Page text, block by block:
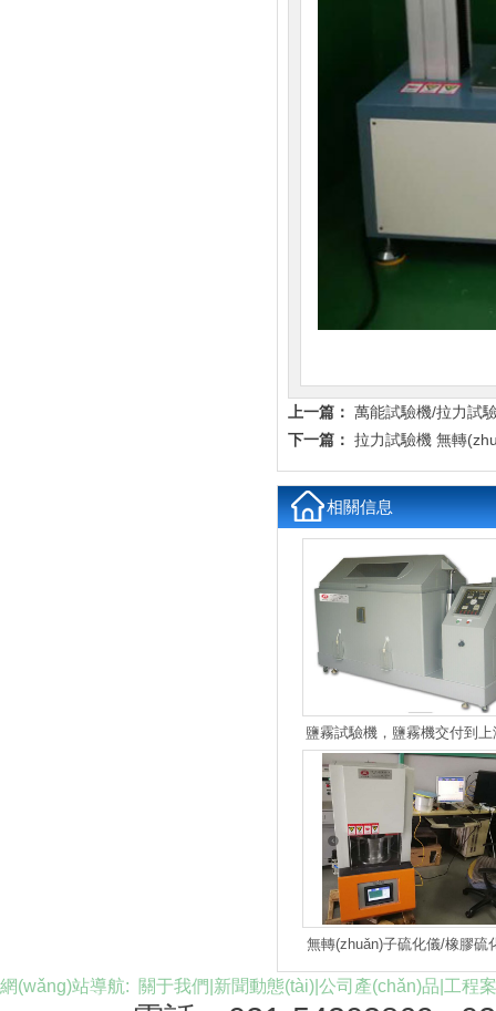
上一篇： 萬能試驗機/拉力試
下一篇： 拉力試驗機 無轉
相關信息
鹽霧試驗機，鹽霧機交付到
大學
無轉(zhuǎn)子硫化儀/橡膠硫
連第一互感器有限責任公
網(wǎng)站導航: 關于我們 新聞動態(tài) 公司產(chǎn)品 工程